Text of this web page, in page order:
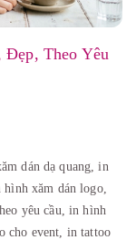
Theo Yêu
dán dạ quang,in
hình xăm dán logo,
yêu cầu, in hình
cho event, in tattoo